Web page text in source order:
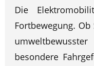
Die
Fortbewegung.
besondere